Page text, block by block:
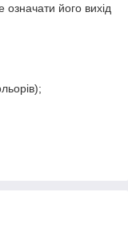
означати його вихід